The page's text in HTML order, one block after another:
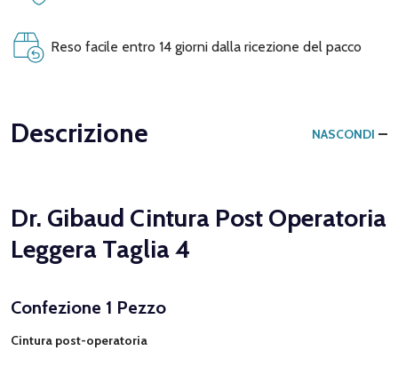
Reso facile entro 14 giorni dalla ricezione del pacco
Descrizione NASCONDI
Dr. Gibaud Cintura Post Operatoria
Leggera Taglia 4
Confezione 1 Pezzo
Cintura post-operatoria